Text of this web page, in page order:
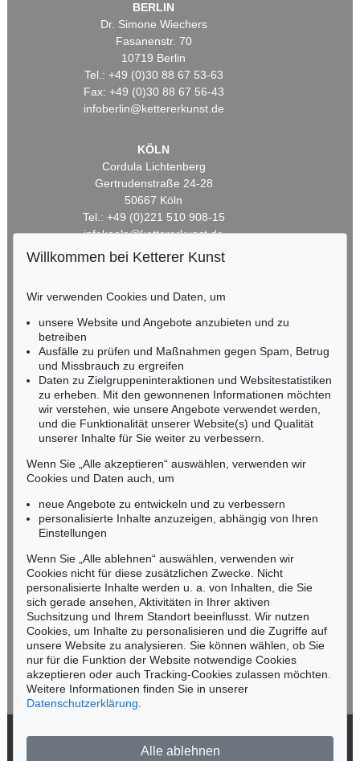
BERLIN
Dr. Simone Wiechers
Fasanenstr. 70
10719 Berlin
Tel.: +49 (0)30 88 67 53-63
Fax: +49 (0)30 88 67 56-43
infoberlin@kettererkunst.de
KÖLN
Cordula Lichtenberg
Gertrudenstraße 24-28
50667 Köln
Tel.: +49 (0)221 510 908-15
infokoeln@kettererkunst.de
HESSEN
Miriam Heß
Tel.: +49 (0)62 21 58 80-038
Fax: +49 (0)62 21 58 80-595
infoheidelberg@kettererkunst.de
NORDDEUTSCHLAND
Nico Kassel, M.A.
Mobil: +49 (0)171 8618661
n.kassel@kettererkunst.de
Keine Auktion mehr verpassen!
Wir informieren Sie rechtzeitig.
Jetzt zum Newsletter anmelden >
Willkommen bei Ketterer Kunst
Wir verwenden Cookies und Daten, um
unsere Website und Angebote anzubieten und zu
betreiben
Ausfälle zu prüfen und Maßnahmen gegen Spam, Betrug
und Missbrauch zu ergreifen
Daten zu Zielgruppeninteraktionen und Websitestatistiken
zu erheben. Mit den gewonnenen Informationen möchten
wir verstehen, wie unsere Angebote verwendet werden,
und die Funktionalität unserer Website(s) und Qualität
unserer Inhalte für Sie weiter zu verbessern.
Wenn Sie „Alle akzeptieren“ auswählen, verwenden wir
Cookies und Daten auch, um
neue Angebote zu entwickeln und zu verbessern
personalisierte Inhalte anzuzeigen, abhängig von Ihren
Einstellungen
Wenn Sie „Alle ablehnen“ auswählen, verwenden wir
Cookies nicht für diese zusätzlichen Zwecke. Nicht
personalisierte Inhalte werden u. a. von Inhalten, die Sie
sich gerade ansehen, Aktivitäten in Ihrer aktiven
Suchsitzung und Ihrem Standort beeinflusst. Wir nutzen
Cookies, um Inhalte zu personalisieren und die Zugriffe auf
unsere Website zu analysieren. Sie können wählen, ob Sie
nur für die Funktion der Website notwendige Cookies
akzeptieren oder auch Tracking-Cookies zulassen möchten.
Weitere Informationen finden Sie in unserer
Datenschutzerklärung
Alle ablehnen